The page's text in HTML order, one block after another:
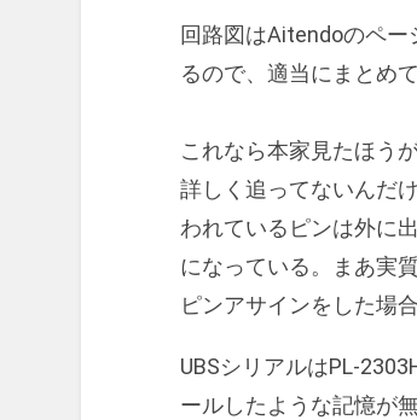
回路図はAitendoのペー
るので、適当にまとめて
これなら本家見たほう
詳しく追ってないんだ
われているピンは外に
になっている。まあ実
ピンアサインをした場
UBSシリアルはPL-
ールしたような記憶が